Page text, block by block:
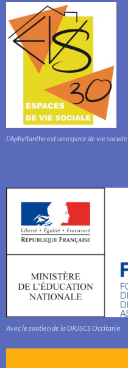
L'Aphyllanthe est un espace de vie sociale
Avec le soutien de la DRJSCS Occitanie